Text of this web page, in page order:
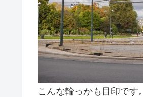
こんな輪っかも目印です。